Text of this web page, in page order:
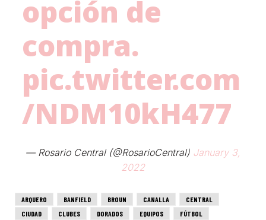
opción de
compra.
pic.twitter.com
/NDM10kH477
— Rosario Central (@RosarioCentral) January 3,
2022
ARQUERO BANFIELD BROUN CANALLA
CENTRAL
CIUDAD
CLUBES DORADOS EQUIPOS
FÚTBOL